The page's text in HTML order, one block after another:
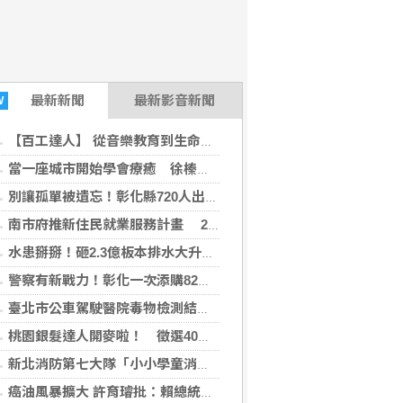
最新新聞 最新影音新聞
【百工達人】 從音樂教育到生命陪伴 黛玉老師以生命經驗打造共學平台
當一座城市開始學會療癒 徐榛蔚打造的不只是花蓮，而是未來城市的新典範
別讓孤單被遺忘！彰化縣720人出動尋找獨居長者
南市府推新住民就業服務計畫 29日辦理講座暨職場參訪
水患掰掰！砸2.3億板本排水大升級拚117年完工
警察有新戰力！彰化一次添購82輛警車機車
臺北市公車駕駛醫院毒物檢測結果陰性 市府秉持勿枉勿縱速查釐清
桃園銀髮達人開麥啦！ 徵選40位達人進社區
新北消防第七大隊「小小學童消防夏令營」 深耕消防防災及自救觀念
癌油風暴擴大 許育璿批：賴總統該拼食安不是拼政治